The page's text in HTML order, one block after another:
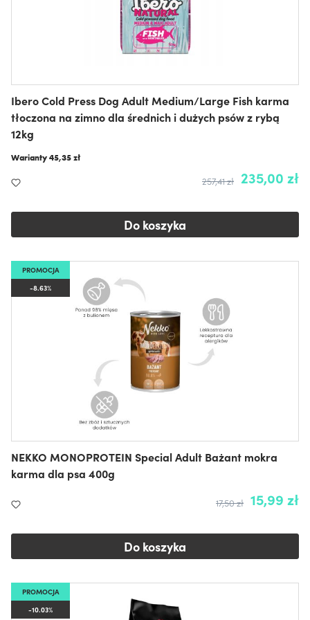
Ibero Cold Press Dog Adult Medium/Large Fish karma
tłoczona na zimno dla średnich i dużych psów z rybą
12kg
Warianty45,35 zł
235,00 zł
257,41 zł
Do koszyka
PROMOCJA
-8.63%
NEKKO MONOPROTEIN Special Adult Bażant mokra
karma dla psa 400g
15,99 zł
17,50 zł
Do koszyka
PROMOCJA
-10.03%